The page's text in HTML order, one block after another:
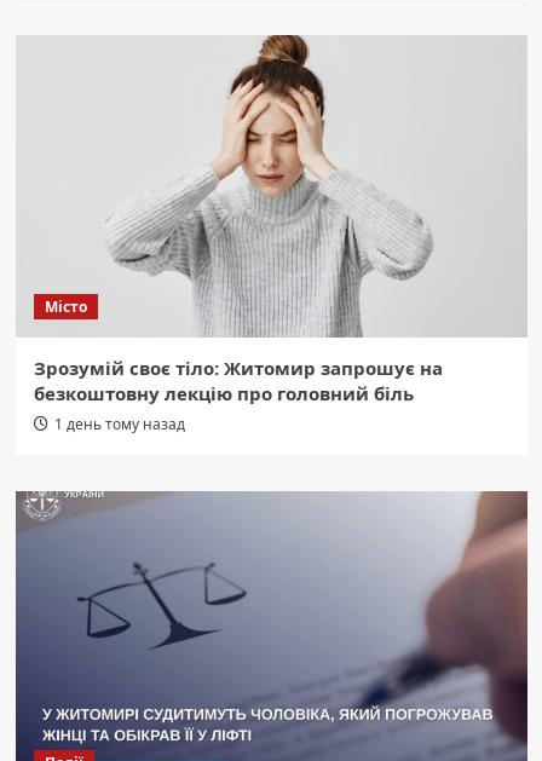
Місто
Зрозумій своє тіло: Житомир запрошує на
безкоштовну лекцію про головний біль
1 день тому назад